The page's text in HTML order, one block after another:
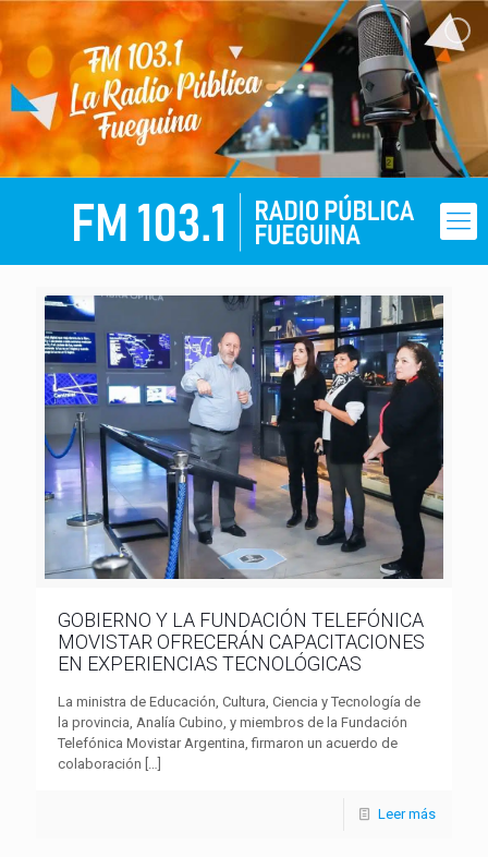
GOBIERNO Y LA FUNDACIÓN TELEFÓNICA
MOVISTAR OFRECERÁN CAPACITACIONES
EN EXPERIENCIAS TECNOLÓGICAS
La ministra de Educación, Cultura, Ciencia y Tecnología de
la provincia, Analía Cubino, y miembros de la Fundación
Telefónica Movistar Argentina, firmaron un acuerdo de
colaboración […]
Leer más